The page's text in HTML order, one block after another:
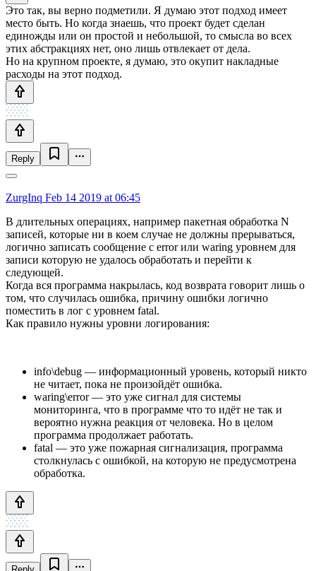
Это так, вы верно подметили. Я думаю этот подход имеет
место быть. Но когда знаешь, что проект будет сделан
единожды или он простой и небольшой, то смысла во всех
этих абстракциях нет, оно лишь отвлекает от дела.
Но на крупном проекте, я думаю, это окупит накладные
расходы на этот подход.
Reply
ZurgInq Feb 14 2019 at 06:45
В длительных операциях, например пакетная обработка N
записей, которые ни в коем случае не должны прерываться,
логично записать сообщение с error или waring уровнем для
записи которую не удалось обработать и перейти к
следующей.
Когда вся программа накрылась, код возврата говорит лишь о
том, что случилась ошибка, причину ошибки логично
поместить в лог с уровнем fatal.
Как правило нужны уровни логирования:
info\debug — информационный уровень, который никто
не читает, пока не произойдёт ошибка.
waring\error — это уже сигнал для системы
мониторинга, что в программе что то идёт не так и
вероятно нужна реакция от человека. Но в целом
программа продолжает работать.
fatal — это уже пожарная сигнализация, программа
столкнулась с ошибкой, на которую не предусмотрена
обработка.